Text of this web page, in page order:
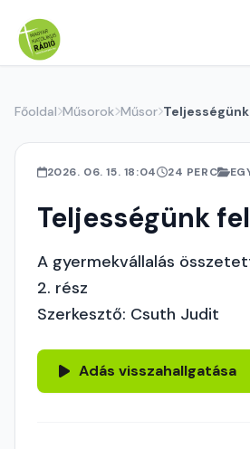
Főoldal Műsorok Műsor
2026. 06. 15. 18:04 24 PERC
Teljességünk
A gyermekvállalás
2. rész
Szerkesztő: Csuth Judit
Adás visszahallgatása